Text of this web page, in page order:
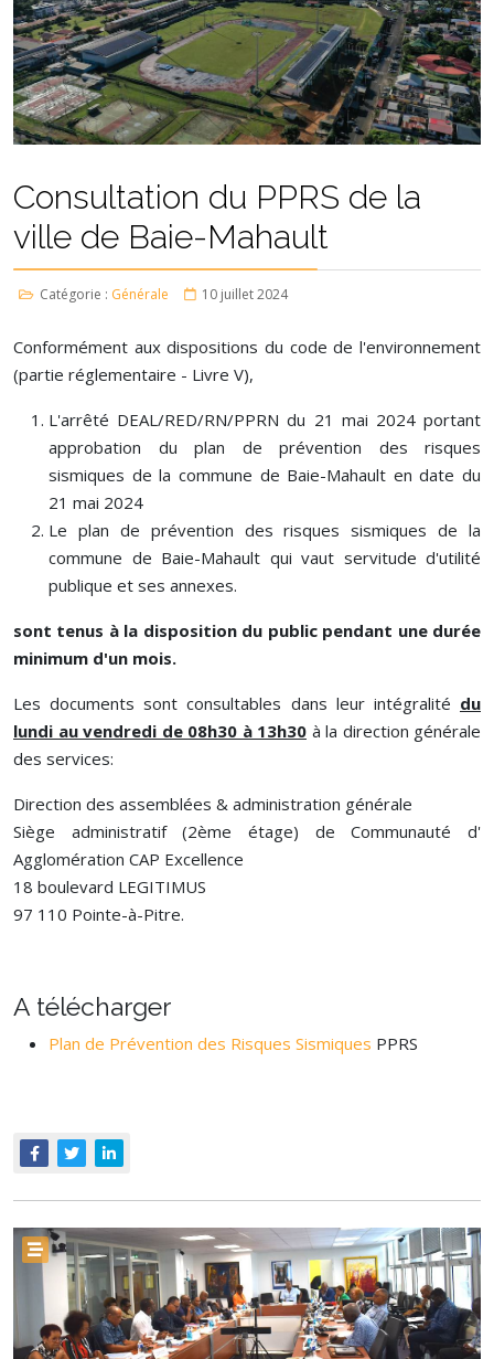
Consultation du PPRS de la
ville de Baie-Mahault
Catégorie : Générale 10 juillet 2024
Conformément aux dispositions du code de l'environnement
(partie réglementaire - Livre V),
L'arrêté DEAL/RED/RN/PPRN du 21 mai 2024 portant
approbation du plan de prévention des risques
sismiques de la commune de Baie-Mahault en date du
21 mai 2024
Le plan de prévention des risques sismiques de la
commune de Baie-Mahault qui vaut servitude d'utilité
publique et ses annexes.
sont tenus à la disposition du public pendant une durée
minimum d'un mois.
Les documents sont consultables dans leur intégralité du
lundi au vendredi de 08h30 à 13h30 à la direction générale
des services:
Direction des assemblées & administration générale
Siège administratif (2ème étage) de Communauté d'
Agglomération CAP Excellence
18 boulevard LEGITIMUS
97 110 Pointe-à-Pitre.
A télécharger
Plan de Prévention des Risques Sismiques PPRS